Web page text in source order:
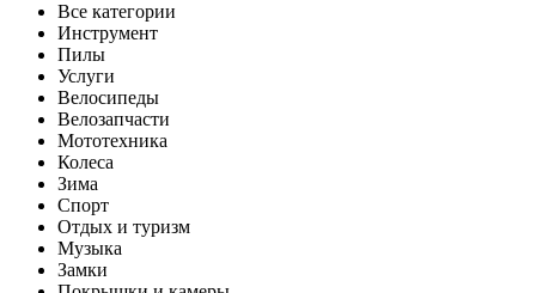
Все категории
Инструмент
Пилы
Услуги
Велосипеды
Велозапчасти
Мототехника
Колеса
Зима
Спорт
Отдых и туризм
Музыка
Замки